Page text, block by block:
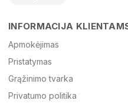
INFORMACIJA
Apmokėjimas
Pristatymas
Grąžinimo tvarka
Privatumo politika